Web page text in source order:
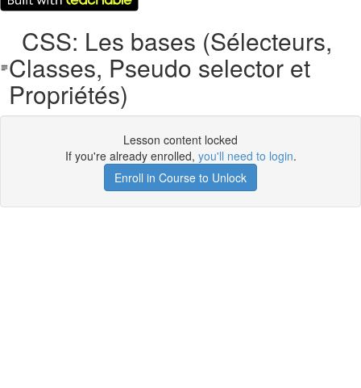
CSS: Les bases (Sélecteurs,
Classes, Pseudo selector et
Propriétés)
Lesson content locked
If you're already enrolled, you'll need to login.
Enroll in Course to Unlock